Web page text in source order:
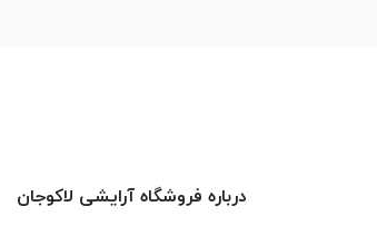
درباره فروشگاه آرایشی لاکوجان